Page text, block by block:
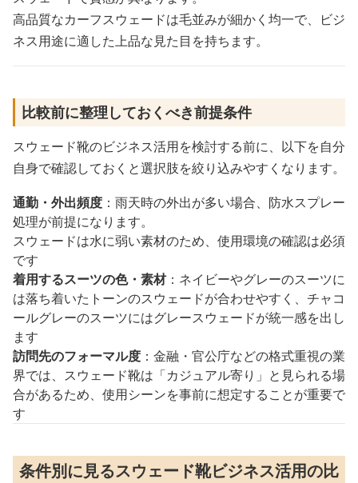
高品質なカーフスウェードは毛並みが細かく均一で、ビジ
ネス用途に適した上品な見た目を持ちます。
比較前に整理しておくべき前提条件
スウェード靴のビジネス活用を検討する前に、以下を自分
自身で確認しておくと選択肢を絞り込みやすくなります。
通勤・外出頻度 ：雨天時の外出が多い場合、防水スプレー
処理が前提になります。
スウェードは水に弱い素材のため、使用環境の確認は必須
です
着用するスーツの色・素材：ネイビーやグレーのスーツに
は落ち着いたトーンのスウェードが合わせやすく、チャコ
ールグレーのスーツにはグレースウェードが統一感を出し
ます
訪問先のフォーマル度 ：金融・官公庁などの格式重視の業
界では、スウェード靴は「カジュアル寄り」と見られる場
合があるため、使用シーンを事前に想定することが重要で
す
条件別に見るスウェード靴ビジネス活用の比